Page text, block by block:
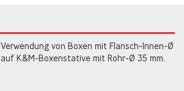
von Boxen mit Flansch-Innen-Ø
K&M-Boxenstative mit Rohr-Ø 35 mm.